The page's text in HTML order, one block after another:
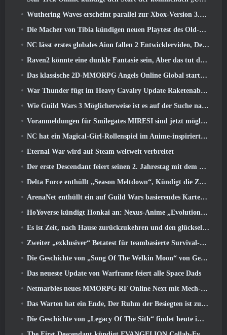
Wuthering Waves erscheint parallel zur Xbox-Version 3.5 Aktualisieren
Die Macher von Tibia kündigen neuen Playtest des Old-School-Zombie-MMORPGs an, Online bestehen bleiben
NC lässt erstes globales Aion fallen 2 Entwicklervideo, Details zum Spiel teilen
Raven2 könnte eine dunkle Fantasie sein, Aber das tut dem Sommerspaß keinen Abbruch
Das klassische 2D-MMORPG Angels Online Global startet heute
War Thunder fügt im Heavy Cavalry Update Raketenabwehrraketen und elektronische Unterstützungsmaßnahmen hinzu
Wie Guild Wars 3 Möglicherweise ist es auf der Suche nach Innovationen im MMO-Bereich
Voranmeldungen für Smilegates MIRESI sind jetzt möglich: Unsichtbare Zukunft
NC hat ein Magical-Girl-Rollenspiel im Anime-inspirierten Kunststil der 90er in Arbeit
Eternal War wird auf Steam weltweit verbreitet
Der erste Descendant feiert seinen 2. Jahrestag mit dem Descendant Fest 2026 Strom
Delta Force enthüllt „Season Meltdown“, Kündigt die Zusammenarbeit mit Rainbow Six Siege an
ArenaNet enthüllt ein auf Guild Wars basierendes Kartenspiel, Nebelgebunden
HoYoverse kündigt Honkai an: Nexus-Anime „Evolutionstest“
Es ist Zeit, nach Hause zurückzukehren und den glückseligen Rückzugsort dort wiederherzustellen, wo sich die Winde treffen
Zweiter „exklusiver“ Betatest für teambasierte Survival-Shooter-Zeitfresser angekündigt
Die Geschichte von „Song Of The Welkin Moon“ von Genshin Impact geht zu Ende.. Auf dem Mond
Das neueste Update von Warframe feiert alle Space Dads
Netmarbles neues MMORPG RF Online Next mit Mech-Thema wird weltweit eingeführt
Das Warten hat ein Ende, Der Ruhm der Besiegten ist zurückgekehrt
Die Geschichte von „Legacy Of The Sith“ findet heute im neuesten Update von SWTOR ihren Abschluss